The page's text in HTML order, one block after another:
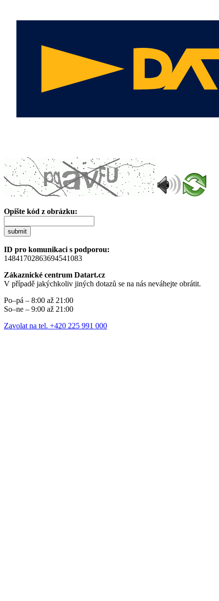
Opište kód z obrázku:
submit
ID pro komunikaci s podporou:
14841702863694541083
Zákaznické centrum Datart.cz
V případě jakýchkoliv jiných dotazů se na nás neváhejte obrátit.
Po–pá – 8:00 až 21:00
So–ne – 9:00 až 21:00
Zavolat na tel. +420 225 991 000